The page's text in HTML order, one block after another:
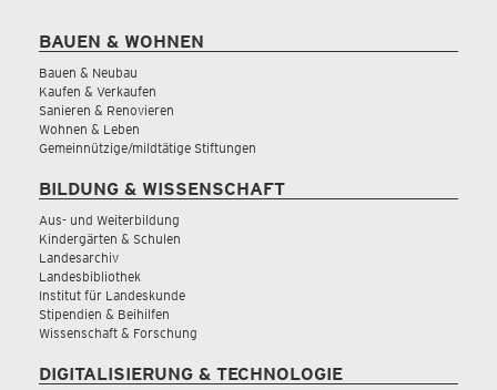
BAUEN & WOHNEN
Bauen & Neubau
Kaufen & Verkaufen
Sanieren & Renovieren
Wohnen & Leben
Gemeinnützige/mildtätige Stiftungen
BILDUNG & WISSENSCHAFT
Aus- und Weiterbildung
Kindergärten & Schulen
Landesarchiv
Landesbibliothek
Institut für Landeskunde
Stipendien & Beihilfen
Wissenschaft & Forschung
DIGITALISIERUNG & TECHNOLOGIE